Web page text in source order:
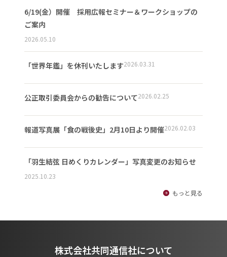
6/19(金）開催 採用広報セミナー＆ワークショップの
ご案内
2026.05.10
「世界年鑑」を休刊いたします2026.03.31
公正取引委員会からの勧告について2026.02.25
報道写真展「食の戦後史」2月10日より開催2026.02.03
「羽生結弦 日めくりカレンダー」写真変更のお知らせ
2025.10.23
もっと見る
株式会社共同通信社について